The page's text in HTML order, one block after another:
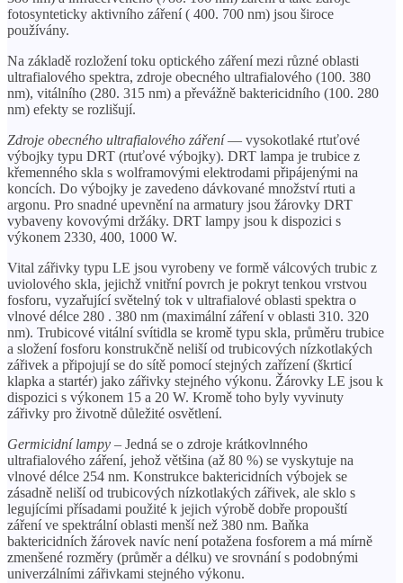
fotosynteticky aktivního záření ( 400. 700 nm) jsou široce
používány.
Na základě rozložení toku optického záření mezi různé oblasti
ultrafialového spektra, zdroje obecného ultrafialového (100. 380
nm), vitálního (280. 315 nm) a převážně baktericidního (100. 280
nm) efekty se rozlišují.
Zdroje obecného ultrafialového záření— vysokotlaké rtuťové
výbojky typu DRT (rtuťové výbojky). DRT lampa je trubice z
křemenného skla s wolframovými elektrodami připájenými na
koncích. Do výbojky je zavedeno dávkované množství rtuti a
argonu. Pro snadné upevnění na armatury jsou žárovky DRT
vybaveny kovovými držáky. DRT lampy jsou k dispozici s
výkonem 2330, 400, 1000 W.
Vital zářivky typu LE jsou vyrobeny ve formě válcových trubic z
uviolového skla, jejichž vnitřní povrch je pokryt tenkou vrstvou
fosforu, vyzařující světelný tok v ultrafialové oblasti spektra o
vlnové délce 280 . 380 nm (maximální záření v oblasti 310. 320
nm). Trubicové vitální svítidla se kromě typu skla, průměru trubice
a složení fosforu konstrukčně neliší od trubicových nízkotlakých
zářivek a připojují se do sítě pomocí stejných zařízení (škrticí
klapka a startér) jako zářivky stejného výkonu. Žárovky LE jsou k
dispozici s výkonem 15 a 20 W. Kromě toho byly vyvinuty
zářivky pro životně důležité osvětlení.
Germicidní lampy – Jedná se o zdroje krátkovlnného
ultrafialového záření, jehož většina (až 80 %) se vyskytuje na
vlnové délce 254 nm. Konstrukce baktericidních výbojek se
zásadně neliší od trubicových nízkotlakých zářivek, ale sklo s
legujícími přísadami použité k jejich výrobě dobře propouští
záření ve spektrální oblasti menší než 380 nm. Baňka
baktericidních žárovek navíc není potažena fosforem a má mírně
zmenšené rozměry (průměr a délku) ve srovnání s podobnými
univerzálními zářivkami stejného výkonu.